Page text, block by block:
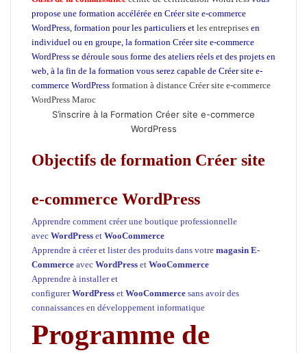
propose une formation accélérée en Créer site e-commerce
WordPress, formation pour les particuliers et les entreprises en
individuel ou en groupe, la formation Créer site e-commerce
WordPress se déroule sous forme des ateliers réels et des projets en
web, à la fin de la formation vous serez capable de Créer site e-
commerce WordPress formation à distance Créer site e-commerce
WordPress Maroc
S’inscrire à la Formation Créer site e-commerce
WordPress
Objectifs de formation Créer site
e-commerce WordPress
Apprendre comment créer une boutique professionnelle
avec WordPress et WooCommerce
Apprendre à créer et lister des produits dans votre magasin E-
Commerce avec WordPress et WooCommerce
Apprendre à installer et
configurerWordPress et WooCommerce sans avoir des
connaissances en développement informatique
Programme de